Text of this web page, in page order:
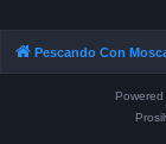
Pescando Con
Powered